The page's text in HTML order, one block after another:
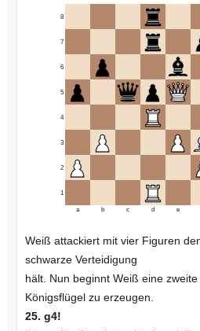
1
2
3
4
5
6
7
8
a b c d e
Weiß attackiert mit vier Figuren
schwarze Verteidigung
hält. Nun beginnt Weiß eine
Königsflügel zu erzeugen.
25. g4!